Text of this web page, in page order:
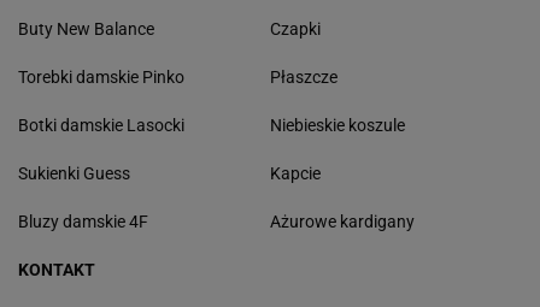
Buty New Balance
Torebki damskie Pinko
Botki damskie Lasocki
Sukienki Guess
Bluzy damskie 4F
Czapki
Płaszcze
Niebieskie koszule
Kapcie
Ażurowe kardigany
KONTAKT